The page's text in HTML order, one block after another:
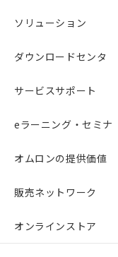
ソリューション
ダウンロードセンタ
サービスサポート
eラーニング・セミナ
オムロンの提供価値
販売ネットワーク
オンラインストア